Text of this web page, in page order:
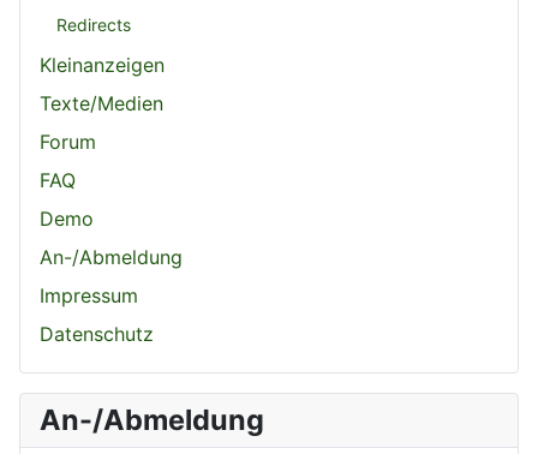
Redirects
Kleinanzeigen
Texte/Medien
Forum
FAQ
Demo
An-/Abmeldung
Impressum
Datenschutz
An-/Abmeldung